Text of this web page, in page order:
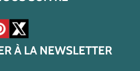
YouTube
compte Instagram
à notre page Facebook
à notre compte Pinterest
Accéder à notre compte Twitter/X
À LA NEWSLETTER